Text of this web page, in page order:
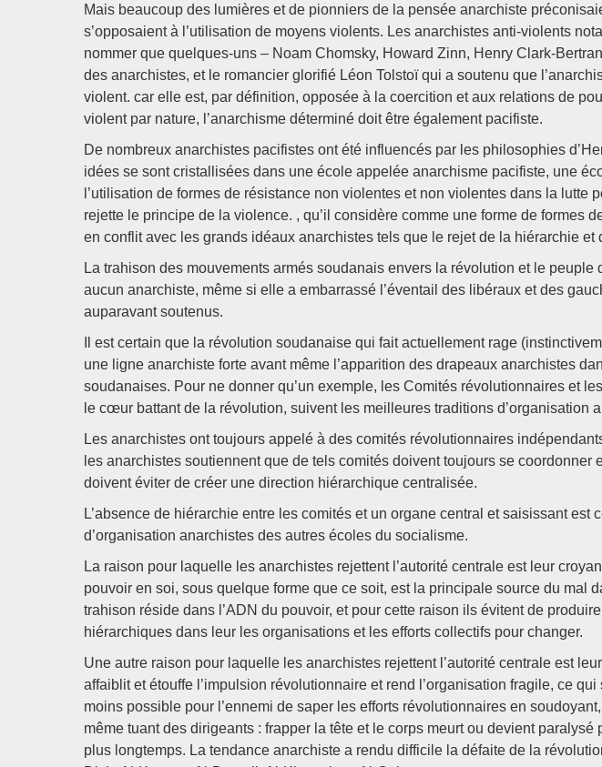
Mais beaucoup des lumières et de pionniers de la pensée anarchiste
s’opposaient à l’utilisation de moyens violents. Les anarchistes anti-violents
nommer que quelques-uns – Noam Chomsky, Howard Zinn, Henry Clark-
des anarchistes, et le romancier glorifié Léon Tolstoï qui a soutenu que
violent. car elle est, par définition, opposée à la coercition et aux relations de
violent par nature, l’anarchisme déterminé doit être également pacifiste.
De nombreux anarchistes pacifistes ont été influencés par les philosophies
idées se sont cristallisées dans une école appelée anarchisme pacifiste, une
l’utilisation de formes de résistance non violentes et non violentes dans la lutte
rejette le principe de la violence. , qu’il considère comme une forme de formes
en conflit avec les grands idéaux anarchistes tels que le rejet de la hiérarchie et
La trahison des mouvements armés soudanais envers la révolution et le peuple
aucun anarchiste, même si elle a embarrassé l’éventail des libéraux et des
auparavant soutenus.
Il est certain que la révolution soudanaise qui fait actuellement rage
une ligne anarchiste forte avant même l’apparition des drapeaux anarchistes
soudanaises. Pour ne donner qu’un exemple, les Comités révolutionnaires et
le cœur battant de la révolution, suivent les meilleures traditions d’organisation
Les anarchistes ont toujours appelé à des comités révolutionnaires
les anarchistes soutiennent que de tels comités doivent toujours se coordonner
doivent éviter de créer une direction hiérarchique centralisée.
L’absence de hiérarchie entre les comités et un organe central et saisissant est
d’organisation anarchistes des autres écoles du socialisme.
La raison pour laquelle les anarchistes rejettent l’autorité centrale est leur
pouvoir en soi, sous quelque forme que ce soit, est la principale source du mal
trahison réside dans l’ADN du pouvoir, et pour cette raison ils évitent de
hiérarchiques dans leur les organisations et les efforts collectifs pour changer.
Une autre raison pour laquelle les anarchistes rejettent l’autorité centrale est
affaiblit et étouffe l’impulsion révolutionnaire et rend l’organisation fragile, ce
moins possible pour l’ennemi de saper les efforts révolutionnaires en
même tuant des dirigeants : frapper la tête et le corps meurt ou devient paralysé
plus longtemps. La tendance anarchiste a rendu difficile la défaite de la